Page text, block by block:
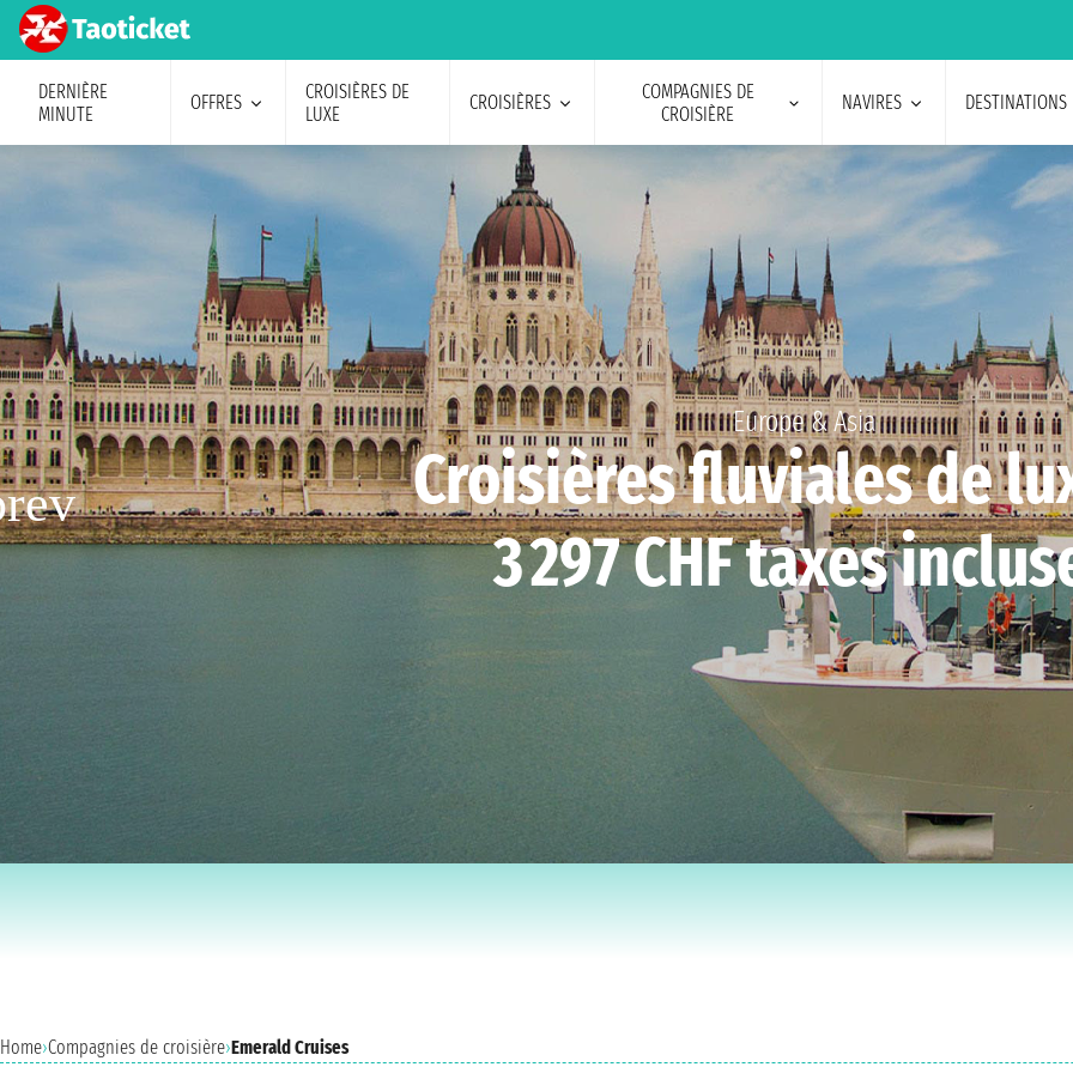
DERNIÈRE
MINUTE
OFFRES
CROISIÈRES DE
LUXE
CROISIÈRES
COMPAGNIES DE
CROISIÈRE
NAVIRES DESTINATIONS
Europe & Asia
Croisières fluviales de
3 297 CHF taxes
Home›Compagnies de croisière›Emerald Cruises